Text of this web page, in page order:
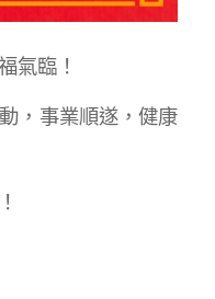
氣臨！
，事業順遂，健康